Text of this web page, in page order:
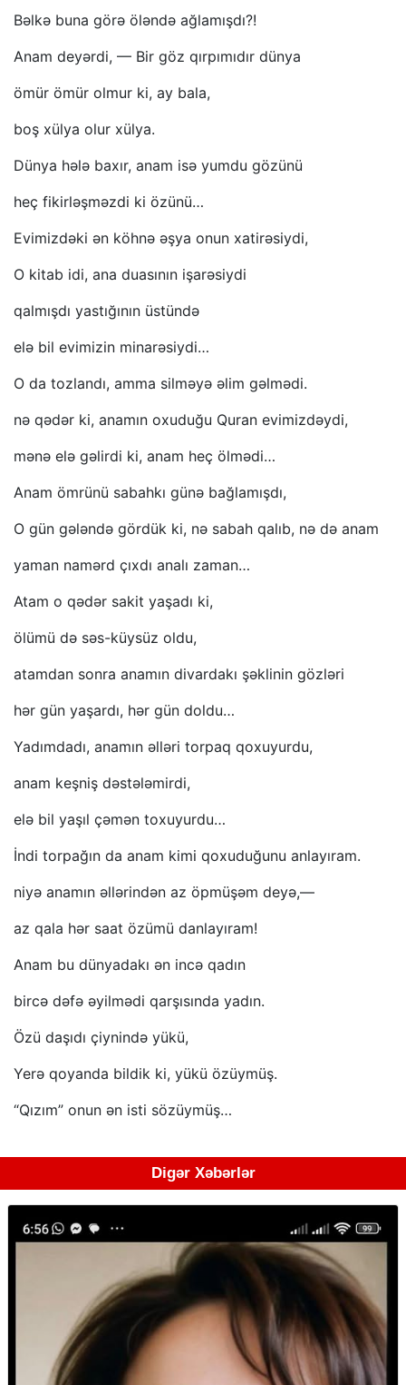
Bəlkə buna görə öləndə ağlamışdı?!
Anam deyərdi, — Bir göz qırpımıdır dünya
ömür ömür olmur ki, ay bala,
boş xülya olur xülya.
Dünya hələ baxır, anam isə yumdu gözünü
heç fikirləşməzdi ki özünü…
Evimizdəki ən köhnə əşya onun xatirəsiydi,
O kitab idi, ana duasının işarəsiydi
qalmışdı yastığının üstündə
elə bil evimizin minarəsiydi…
O da tozlandı, amma silməyə əlim gəlmədi.
nə qədər ki, anamın oxuduğu Quran evimizdəydi,
mənə elə gəlirdi ki, anam heç ölmədi…
Anam ömrünü sabahkı günə bağlamışdı,
O gün gələndə gördük ki, nə sabah qalıb, nə də anam
yaman namərd çıxdı analı zaman…
Atam o qədər sakit yaşadı ki,
ölümü də səs-küysüz oldu,
atamdan sonra anamın divardakı şəklinin gözləri
hər gün yaşardı, hər gün doldu…
Yadımdadı, anamın əlləri torpaq qoxuyurdu,
anam keşniş dəstələmirdi,
elə bil yaşıl çəmən toxuyurdu…
İndi torpağın da anam kimi qoxuduğunu anlayıram.
niyə anamın əllərindən az öpmüşəm deyə,—
az qala hər saat özümü danlayıram!
Anam bu dünyadakı ən incə qadın
bircə dəfə əyilmədi qarşısında yadın.
Özü daşıdı çiynində yükü,
Yerə qoyanda bildik ki, yükü özüymüş.
“Qızım” onun ən isti sözüymüş…
Digər Xəbərlər